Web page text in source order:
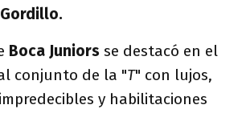
Boca Juniors se destacó en el
conjunto de la "T" con lujos,
y habilitaciones